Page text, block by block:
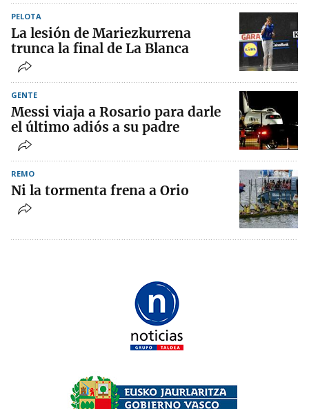
PELOTA
La lesión de Mariezkurrena
trunca la final de La Blanca
GENTE
Messi viaja a Rosario para darle
el último adiós a su padre
REMO
Ni la tormenta frena a Orio